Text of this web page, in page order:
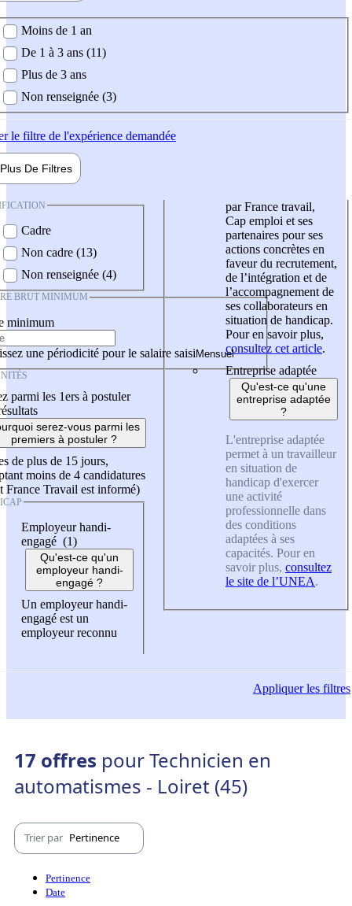
demandée
Moins de 1 an
De 1 à 3 ans (11)
Plus de 3 ans
Non renseignée (3)
le filtre de l'expérience demandée
Plus De Filtres
Cadre
Non cadre (13)
Non renseignée (4)
BRUT MINIMUM
minimum
une périodicité pour le salaire saisi
parmi les 1ers à postuler
serez-vous parmi les
premiers à postuler ?
de plus de 15 jours,
moins de 4 candidatures
France Travail est informé)
Employeur handi-
engagé (1)
Qu'est-ce qu'un
employeur handi-
engagé ?
Un employeur handi-
engagé est un
employeur reconnu
par France travail,
Cap emploi et ses
partenaires pour ses
actions concrètes en
faveur du recrutement,
de l’intégration et de
l’accompagnement de
ses collaborateurs en
situation de handicap.
Pour en savoir plus,
consultez cet article.
Entreprise adaptée
Qu'est-ce qu'une
entreprise adaptée
?
L'entreprise adaptée
permet à un travailleur
en situation de
handicap d'exercer
une activité
professionnelle dans
des conditions
adaptées à ses
capacités. Pour en
savoir plus, consultez
le site de l’UNEA.
Appliquerles filtres
17 offres pour Technicien en
automatismes - Loiret (45)
Trier par Pertinence
Pertinence
Date